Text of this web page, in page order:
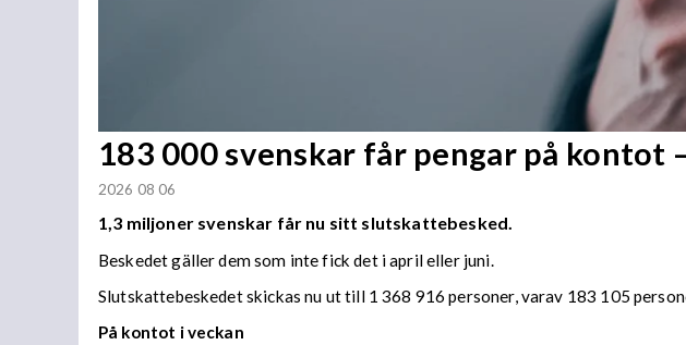
183 000 svenskar får pengar på kontot
2026 08 06
1,3 miljoner svenskar får nu sitt slutskattebesked.
Beskedet gäller dem som inte fick det i april eller juni.
Slutskattebeskedet skickas nu ut till 1 368 916 personer, varav 183 105
På kontot i veckan